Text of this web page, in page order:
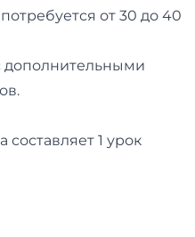
от 30 до 40
дополнительными
составляет 1 урок